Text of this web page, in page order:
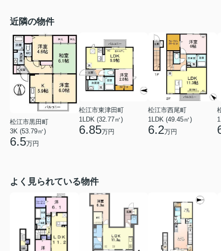
近隣の物件
松江市黒田町
3K (53.79㎡)
6.5万円
松江市東津田町
1LDK (32.77㎡)
6.85万円
松江市西尾町
1LDK (49.45㎡)
6.2万円
よく見られている物件